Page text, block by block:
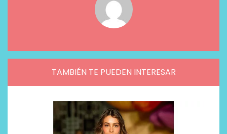
TAMBIÉN TE PUEDEN INTERESAR